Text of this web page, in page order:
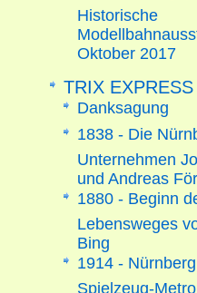
Historische
Oktober 2017
TRIX
Danksagung
1838 - Die
Unternehmen
und Andreas
1880 - Beginn
Lebensweges
Bing
1914 -
Spielzeug-